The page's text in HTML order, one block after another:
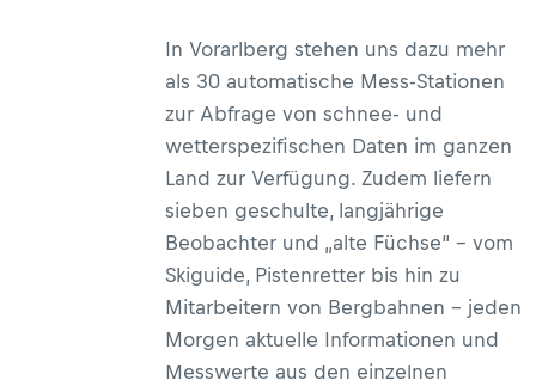
In Vorarlberg stehen uns dazu mehr
als 30 automatische Mess-Stationen
zur Abfrage von schnee- und
wetterspezifischen Daten im ganzen
Land zur Verfügung. Zudem liefern
sieben geschulte, langjährige
Beobachter und „alte Füchse“ – vom
Skiguide, Pistenretter bis hin zu
Mitarbeitern von Bergbahnen – jeden
Morgen aktuelle Informationen und
Messwerte aus den einzelnen